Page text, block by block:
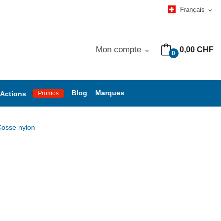
Français expand_more
0 0,00 CHF
Mon compte expand_more
Actions Promos Blog Marques
nylon